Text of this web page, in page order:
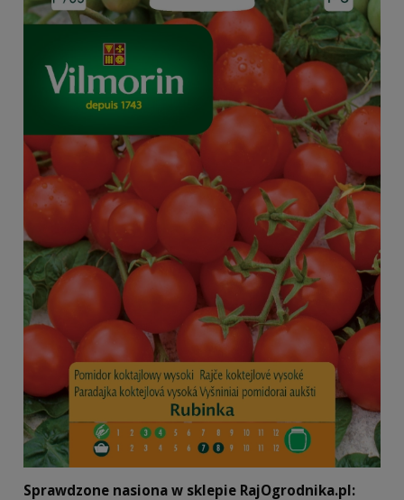
Sprawdzone nasiona w sklepie RajOgrodnika.pl: